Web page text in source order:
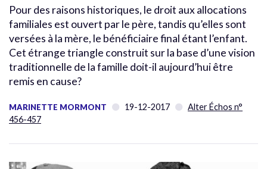
Pour des raisons historiques, le droit aux allocations
familiales est ouvert par le père, tandis qu’elles sont
versées à la mère, le bénéficiaire final étant l’enfant.
Cet étrange triangle construit sur la base d’une vision
traditionnelle de la famille doit-il aujourd’hui être
remis en cause?
MARINETTE MORMONT 19-12-2017
Alter Échos n°
456-457